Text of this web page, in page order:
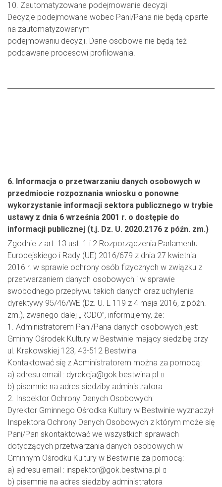
10. Zautomatyzowane podejmowanie decyzji
Decyzje podejmowane wobec Pani/Pana nie będą oparte
na zautomatyzowanym
podejmowaniu decyzji. Dane osobowe nie będą też
poddawane procesowi profilowania.
6. Informacja o przetwarzaniu danych osobowych w
przedmiocie rozpoznania wniosku o ponowne
wykorzystanie informacji sektora publicznego w trybie
ustawy z dnia 6 września 2001 r. o dostępie do
informacji publicznej (t.j. Dz. U. 2020.2176 z późn. zm.)
Zgodnie z art. 13 ust. 1 i 2 Rozporządzenia Parlamentu
Europejskiego i Rady (UE) 2016/679 z dnia 27 kwietnia
2016 r. w sprawie ochrony osób fizycznych w związku z
przetwarzaniem danych osobowych i w sprawie
swobodnego przepływu takich danych oraz uchylenia
dyrektywy 95/46/WE (Dz. U. L 119 z 4 maja 2016, z późn.
zm.), zwanego dalej „RODO”, informujemy, że:
1. Administratorem Pani/Pana danych osobowych jest:
Gminny Ośrodek Kultury w Bestwinie mający siedzibę przy
ul. Krakowskiej 123, 43-512 Bestwina
Kontaktować się z Administratorem można za pomocą:
a) adresu email : dyrekcja@gok.bestwina.pl
b) pisemnie na adres siedziby administratora
2. Inspektor Ochrony Danych Osobowych:
Dyrektor Gminnego Ośrodka Kultury w Bestwinie wyznaczył
Inspektora Ochrony Danych Osobowych z którym może się
Pani/Pan skontaktować we wszystkich sprawach
dotyczących przetwarzania danych osobowych w
Gminnym Ośrodku Kultury w Bestwinie za pomocą:
a) adresu email : inspektor@gok.bestwina.pl
b) pisemnie na adres siedziby administratora